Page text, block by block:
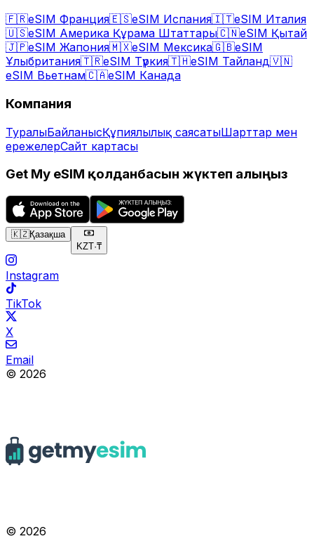
🇫🇷eSIM Франция🇪🇸eSIM Испания🇮🇹eSIM Италия
🇺🇸eSIM Америка Құрама Штаттары🇨🇳eSIM Қытай
🇯🇵eSIM Жапония🇲🇽eSIM Мексика🇬🇧eSIM
Ұлыбритания🇹🇷eSIM Түркия🇹🇭eSIM Тайланд🇻🇳
eSIM Вьетнам🇨🇦eSIM Канада
Компания
ТуралыБайланысҚұпиялылық саясатыШарттар мен
ережелерСайт картасы
Get My eSIM қолданбасын жүктеп алыңыз
🇰🇿Қазақша
KZT·₸
Instagram
TikTok
X
Email
© 2026
© 2026